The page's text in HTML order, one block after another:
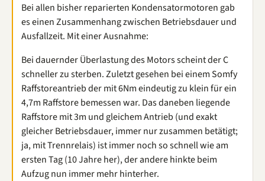
Bei allen bisher reparierten Kondensatormotoren gab
es einen Zusammenhang zwischen Betriebsdauer und
Ausfallzeit. Mit einer Ausnahme:
Bei dauernder Überlastung des Motors scheint der C
schneller zu sterben. Zuletzt gesehen bei einem Somfy
Raffstoreantrieb der mit 6Nm eindeutig zu klein für ein
4,7m Raffstore bemessen war. Das daneben liegende
Raffstore mit 3m und gleichem Antrieb (und exakt
gleicher Betriebsdauer, immer nur zusammen betätigt;
ja, mit Trennrelais) ist immer noch so schnell wie am
ersten Tag (10 Jahre her), der andere hinkte beim
Aufzug nun immer mehr hinterher.